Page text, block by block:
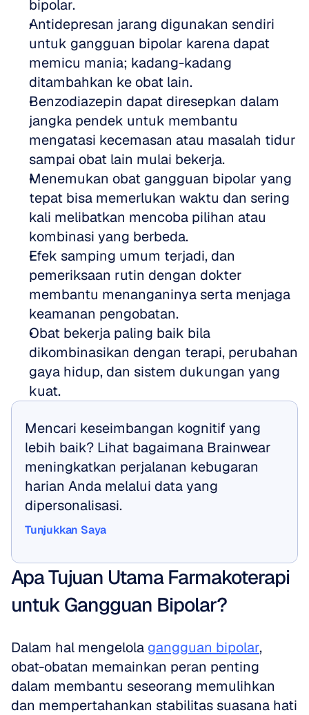
bipolar.
Antidepresan jarang digunakan sendiri
untuk gangguan bipolar karena dapat
memicu mania; kadang-kadang
ditambahkan ke obat lain.
Benzodiazepin dapat diresepkan dalam
jangka pendek untuk membantu
mengatasi kecemasan atau masalah tidur
sampai obat lain mulai bekerja.
Menemukan obat gangguan bipolar yang
tepat bisa memerlukan waktu dan sering
kali melibatkan mencoba pilihan atau
kombinasi yang berbeda.
Efek samping umum terjadi, dan
pemeriksaan rutin dengan dokter
membantu menanganinya serta menjaga
keamanan pengobatan.
Obat bekerja paling baik bila
dikombinasikan dengan terapi, perubahan
gaya hidup, dan sistem dukungan yang
kuat.
Mencari keseimbangan kognitif yang
lebih baik? Lihat bagaimana Brainwear
meningkatkan perjalanan kebugaran
harian Anda melalui data yang
dipersonalisasi.
Tunjukkan Saya
Apa Tujuan Utama Farmakoterapi
untuk Gangguan Bipolar?
Dalam hal mengelola gangguan bipolar,
obat-obatan memainkan peran penting
dalam membantu seseorang memulihkan
dan mempertahankan stabilitas suasana hati